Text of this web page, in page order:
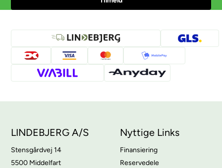
LINDEBJERG A/S
Stensgårdvej 14
5500 Middelfart
Nyttige Links
Finansiering
Reservedele